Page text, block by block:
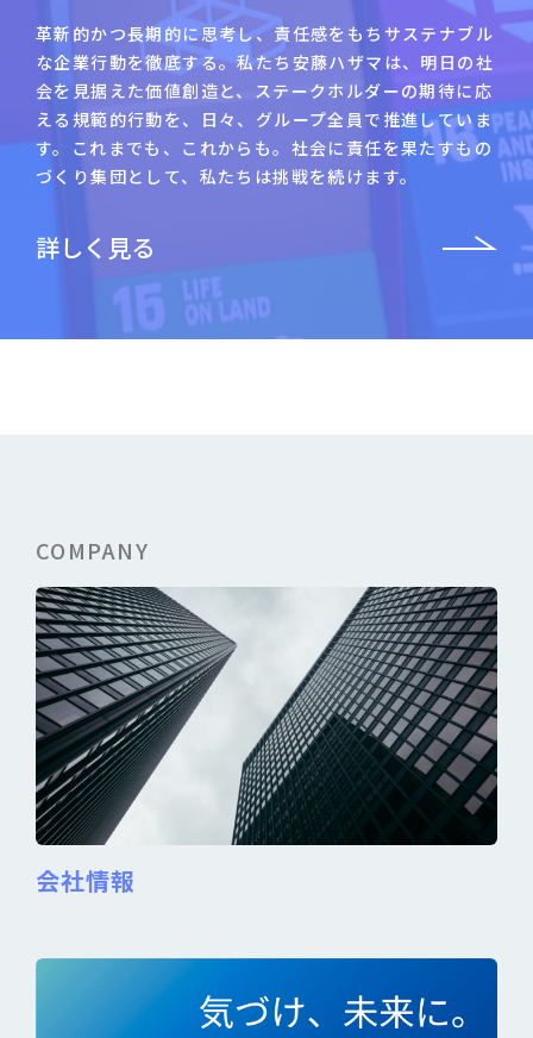
革新的かつ長期的に思考し、責任感をもちサステナブル
な企業行動を徹底する。私たち安藤ハザマは、明日の社
会を見据えた価値創造と、ステークホルダーの期待に応
える規範的行動を、日々、グループ全員で推進していま
す。これまでも、これからも。社会に責任を果たすもの
づくり集団として、私たちは挑戦を続けます。
詳しく見る
COMPANY
会社情報